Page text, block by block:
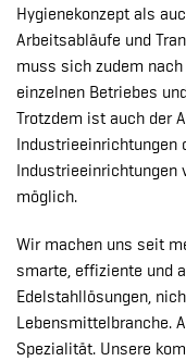
Hygienekonzept als
Arbeitsabläufe und
muss sich zudem
einzelnen Betriebes
Trotzdem ist auch der
Industrieeinrichtungen
möglich.
Wir machen uns seit
smarte, effiziente und
Edelstahllösungen,
Lebensmittelbranche.
Spezialität. Unsere